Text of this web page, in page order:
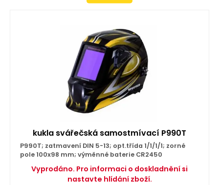
kukla svářečská samostmívací P990T
P990T; zatmavení DIN 5-13; opt.třída 1/1/1/1; zorné
pole 100x98 mm; výměnné baterie CR2450
Vyprodáno. Pro informaci o doskladnění si
nastavte hlídání zboží.